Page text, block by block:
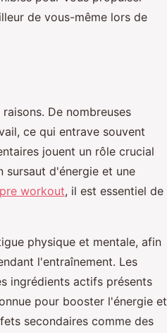
de vous-même lors de
De nombreuses
ce qui entrave souvent
jouent un rôle crucial
sursaut d'énergie et une
workout, il est essentiel de
physique et mentale, afin
l'entraînement. Les
ingrédients actifs présents
pour booster l'énergie et
secondaires comme des